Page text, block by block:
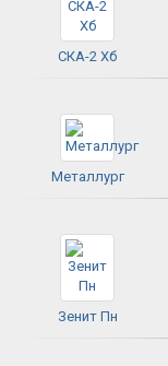
СКА-2 Хб
Металлург
Зенит Пн